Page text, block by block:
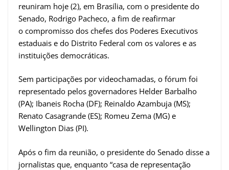
reuniram hoje (2), em Brasília, com o presidente do
Senado, Rodrigo Pacheco, a fim de reafirmar
o compromisso dos chefes dos Poderes Executivos
estaduais e do Distrito Federal com os valores e as
instituições democráticas.
Sem participações por videochamadas, o fórum foi
representado pelos governadores Helder Barbalho
(PA); Ibaneis Rocha (DF); Reinaldo Azambuja (MS);
Renato Casagrande (ES); Romeu Zema (MG) e
Wellington Dias (PI).
Após o fim da reunião, o presidente do Senado disse a
jornalistas que, enquanto “casa de representação